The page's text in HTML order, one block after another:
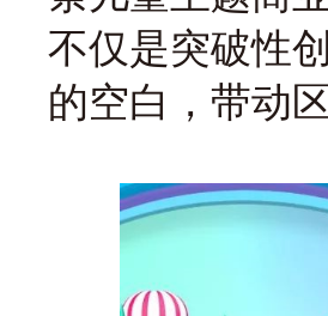
不仅是突破性
的空白，带动